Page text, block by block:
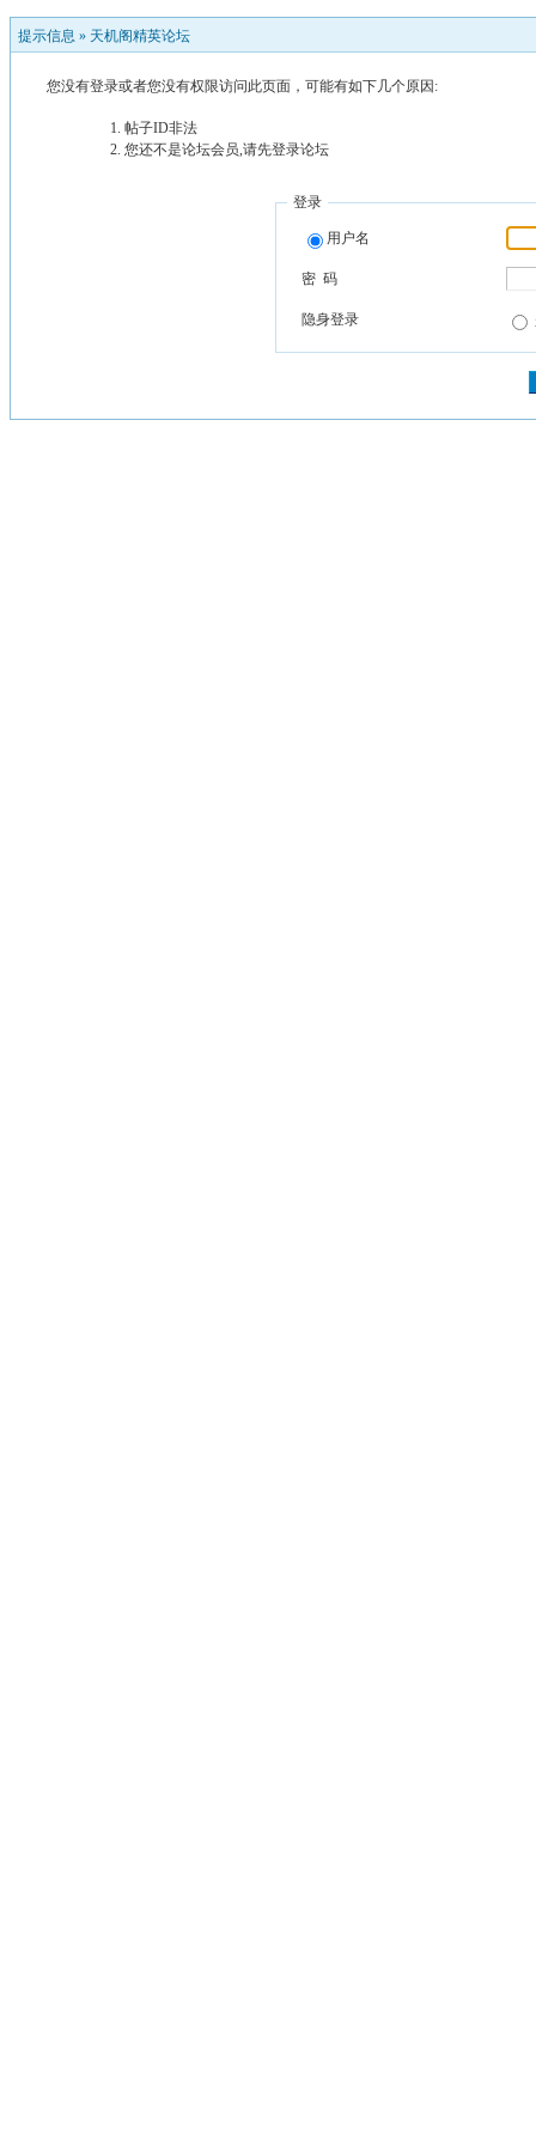
提示信息 » 天机阁精英论坛
您没有登录或者您没有权限访问此页面，可能有如下几个原因:
帖子ID非法
您还不是论坛会员,请先登录论坛
登录
用户名
密 码
隐身登录